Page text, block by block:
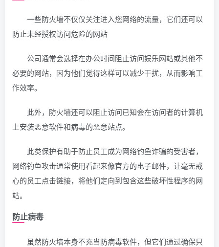
一些防火墙不仅仅关注进入您网络的流量，它们还可以
防止未经授权访问危险的网站
公司通常会选择在办公时间阻止访问娱乐网站或其他不
必要的网站，因为他们觉得这样可以减少干扰，从而影响工
作效率。
此外，防火墙还可以阻止访问已知会在访问者的计算机
上安装恶意软件和病毒的恶意站点。
此类保护有助于防止员工成为网络钓鱼诈骗的受害者，
网络钓鱼攻击通常使用看起来像官方的电子邮件，让毫无戒
心的员工点击链接，将他们定向到包含这些破坏性程序的网
站。
防止病毒
虽然防火墙本身不充当防病毒软件，但它们通过确保只